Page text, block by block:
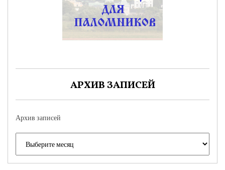
АРХИВ ЗАПИСЕЙ
Архив записей